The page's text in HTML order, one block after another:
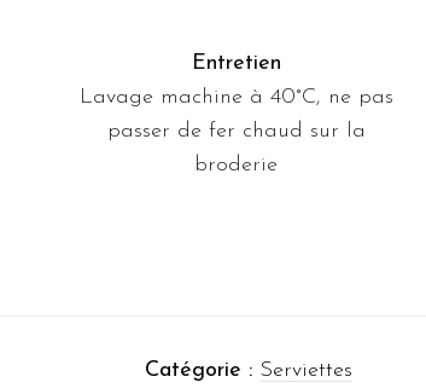
Entretien
Lavage machine à 40°C, ne pas
passer de fer chaud sur la
broderie
Catégorie : Serviettes